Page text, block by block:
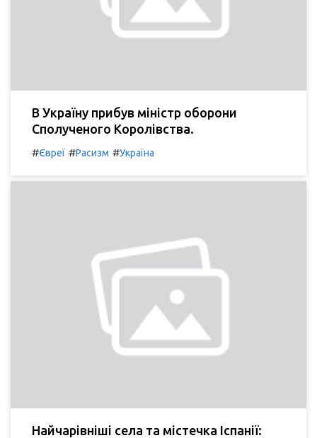
В Україну прибув міністр оборони
Сполученого Королівства.
#Євреї #Расизм #Україна
Найчарівніші села та містечка Іспанії: